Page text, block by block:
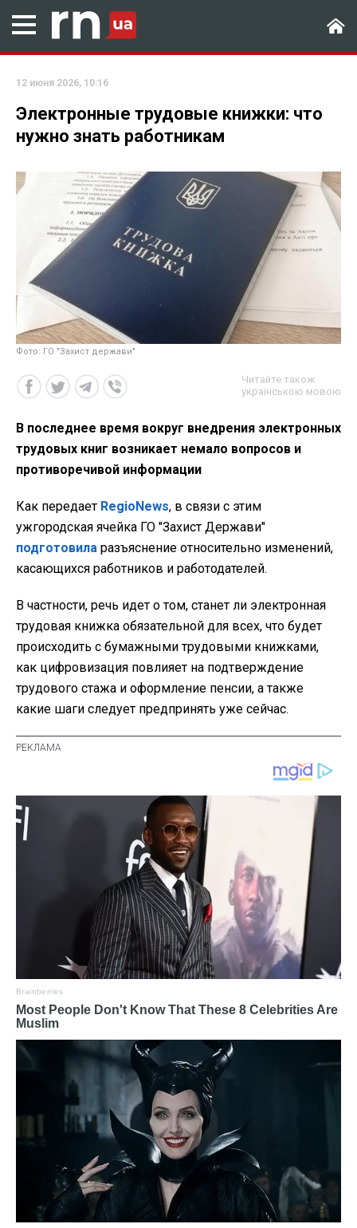
12 июня 2026, 10:16
Электронные трудовые книжки: что
нужно знать работникам
Фото: ГО "Захист держави"
Читайте також
українською мовою
В последнее время вокруг внедрения электронных
трудовых книг возникает немало вопросов и
противоречивой информации
Как передает RegioNews, в связи с этим
ужгородская ячейка ГО "Захист Держави"
подготовила разъяснение относительно изменений,
касающихся работников и работодателей.
В частности, речь идет о том, станет ли электронная
трудовая книжка обязательной для всех, что будет
происходить с бумажными трудовыми книжками,
как цифровизация повлияет на подтверждение
трудового стажа и оформление пенсии, а также
какие шаги следует предпринять уже сейчас.